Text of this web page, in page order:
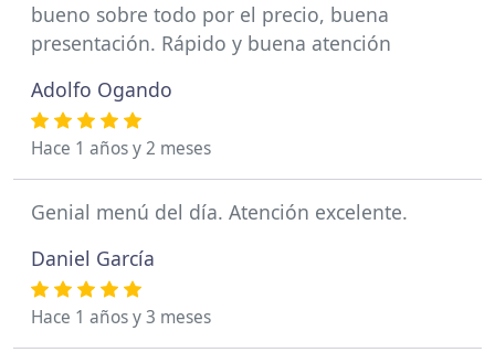
bueno sobre todo por el precio, buena
presentación. Rápido y buena atención
Adolfo Ogando
Hace 1 años y 2 meses
Genial menú del día. Atención excelente.
Daniel García
Hace 1 años y 3 meses